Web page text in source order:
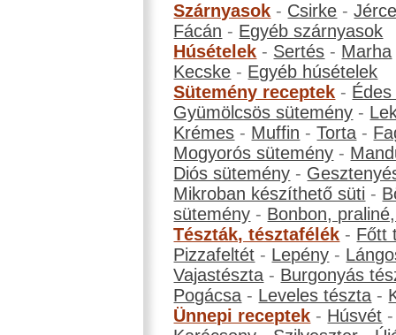
Szárnyasok - Csirke -
Fácán - Egyéb szárnyasok
Húsételek - Sertés - Marha
Kecske - Egyéb húsételek
Sütemény receptek -
Gyümölcsös sütemény -
Krémes - Muffin -Torta -
Mogyorós sütemény -
Diós sütemény -
Mikroban készíthető süti -
sütemény - Bonbon,
Tészták, tésztafélék - Főtt
Pizzafeltét - Lepény -
Vajastészta - Burgonyás
Pogácsa - Leveles tészta -
Ünnepi receptek - Húsvét